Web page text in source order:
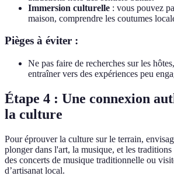
Immersion culturelle : vous pouvez
maison, comprendre les coutumes
Pièges à éviter :
Ne pas faire de recherches sur les
entraîner vers des expériences peu
Étape 4 : Une connexion
la culture
Pour éprouver la culture sur le terrain,
plonger dans l'art, la musique, et les traditions
des concerts de musique traditionnelle ou
d’artisanat local.